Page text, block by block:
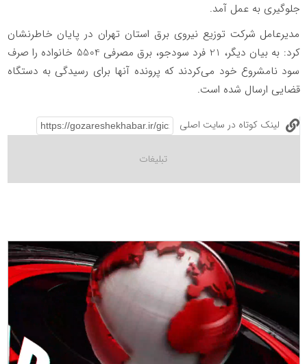
جلوگیری به عمل آمد.
️مدیرعامل شرکت توزیع نیروی برق استان تهران در پایان خاطرنشان
کرد: به بیان دیگر، 21 فرد سودجو، برق مصرفی 5504 خانواده را صرف
سود نامشروع خود می‌کردند که پرونده آنها برای رسیدگی به دستگاه
قضایی ارسال شده است.
لینک کوتاه در سایت اصلی